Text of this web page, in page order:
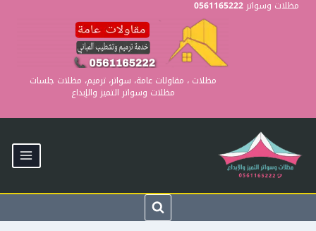
Skipمظلات وسواتر 0561165222
مظلات ، مقاولات عامة، سواتر، ترميم، مظلات جلسات
مظلات وسواتر التميز والإبداع